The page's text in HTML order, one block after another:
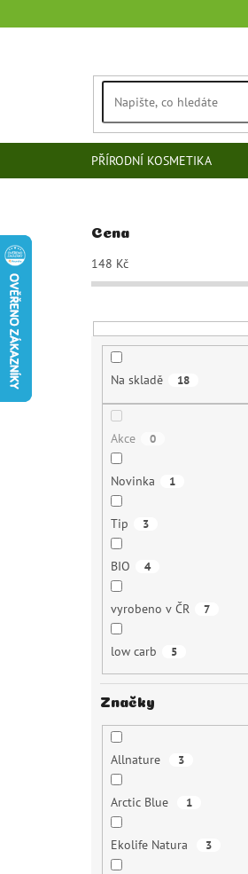
na
PŘÍRODNÍ KOSMETIKA
Cena
148 Kč
Na skladě 18
Akce 0
Novinka 1
Tip 3
BIO 4
vyrobeno v ČR 7
low carb 5
Značky
Allnature 3
Arctic Blue 1
Ekolife Natura 3